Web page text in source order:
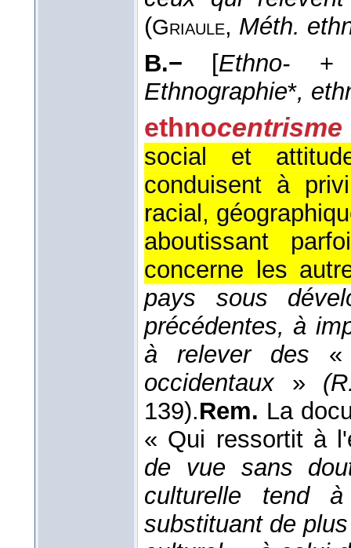
(Griaule, Méth.
B.−
[Ethno- +
Ethnographie*,
ethnocentrisme
social et
conduisent à
racial,
aboutissant
concerne les
pays sous
précédentes, à
à relever des
occidentaux»
139).Rem. La
« Qui ressortit à
de vue sans
culturelle tend
substituant de